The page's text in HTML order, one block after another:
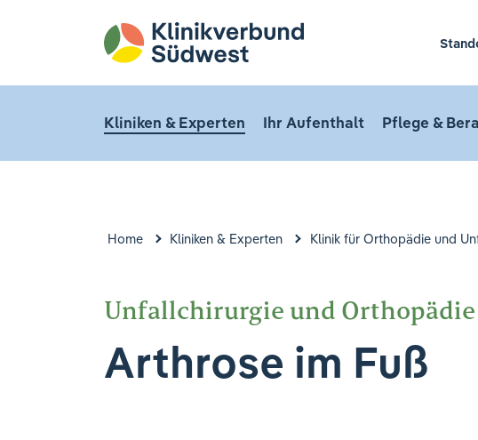
Kliniken & Experten Ihr Aufenthalt Pflege &
Home Kliniken & Experten Klinik für Orthopädie und
Unfallchirurgie und Orthopädie
Arthrose im Fuß